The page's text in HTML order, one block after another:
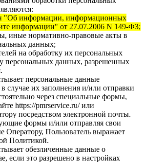
"Об информации, информационных
информации" от 27.07.2006 N 149-ФЗ;
иные нормативно-правовые акты в
данных;
на обработку их персональных
персональных данных, разрешенных
персональные данные
в случае их заполнения и/или отправки
через специальные формы,
https://pmrservice.ru/или
посредством электронной почты.
формы и/или отправляя свои
Оператору, Пользователь выражает
Политикой.
обезличенные данные о
если это разрешено в настройках